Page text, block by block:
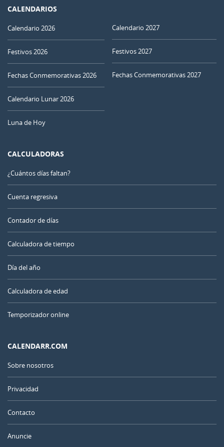
CALENDARIOS
Calendario 2026
Festivos 2026
Fechas Conmemorativas 2026
Calendario Lunar 2026
Luna de Hoy
Calendario 2027
Festivos 2027
Fechas Conmemorativas 2027
CALCULADORAS
¿Cuántos días faltan?
Cuenta regresiva
Contador de días
Calculadora de tiempo
Día del año
Calculadora de edad
Temporizador online
CALENDARR.COM
Sobre nosotros
Privacidad
Contacto
Anuncie